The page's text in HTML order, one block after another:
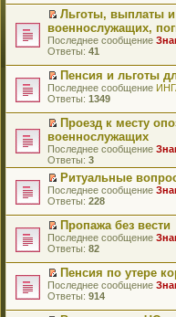
е
п
р
о
ч
т
а
н
н
о
м
у
с
о
о
б
щ
е
н
и
ю
о
м
у
н
е
п
р
о
ч
и
а
н
н
о
м
у
с
о
б
щ
е
н
и
ю
е
й
т
и
к
п
е
р
в
м
у
н
е
п
р
о
ч
и
т
а
н
н
о
м
у
с
П
е
р
е
й
т
и
к
п
е
р
в
о
м
у
н
е
р
о
ч
и
т
а
н
н
о
Льготы, выплаты
военнослужащих,
Последнее сообщение
Ответы: 41
П
е
е
й
т
и
к
п
е
р
в
о
м
у
н
е
п
р
о
Пенсия и льготы
Последнее сообщение
Ответы: 1349
П
е
р
е
й
т
и
п
е
р
в
о
м
у
н
е
Проезд к месту
военнослужащих
Последнее сообщение
Ответы: 3
П
е
е
й
т
и
к
п
е
р
в
Ритуальные
Последнее сообщение
Ответы: 228
П
е
е
й
т
и
к
Пропажа без вести
Последнее сообщение
Ответы: 82
П
е
Пенсия по утере
Последнее сообщение
Ответы: 914